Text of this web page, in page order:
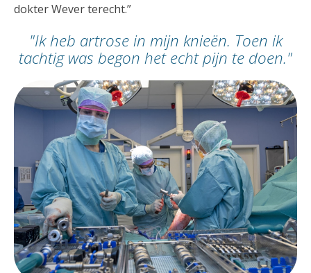
dokter Wever terecht.”
"Ik heb artrose in mijn knieën. Toen ik
tachtig was begon het echt pijn te doen."